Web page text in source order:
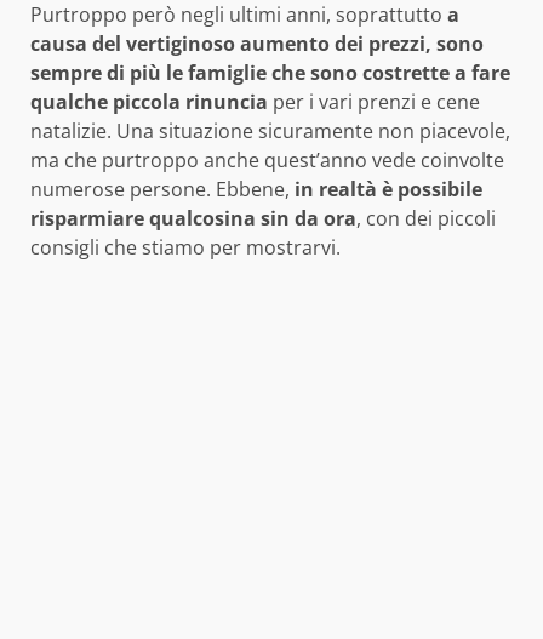
Purtroppo però negli ultimi anni, soprattutto a
causa del vertiginoso aumento dei prezzi, sono
sempre di più le famiglie che sono costrette a fare
qualche piccola rinuncia per i vari prenzi e cene
natalizie. Una situazione sicuramente non piacevole,
ma che purtroppo anche quest’anno vede coinvolte
numerose persone. Ebbene, in realtà è possibile
risparmiare qualcosina sin da ora, con dei piccoli
consigli che stiamo per mostrarvi.